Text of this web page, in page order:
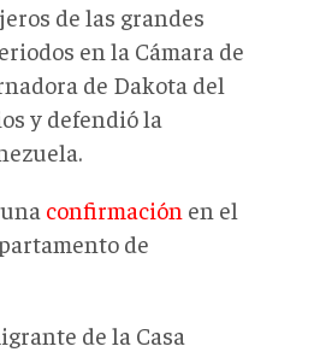
de las grandes
en la Cámara de
de Dakota del
y defendió la
confirmación en el
de
de la Casa